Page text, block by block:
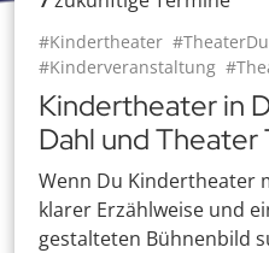
#Kindertheater
#Kinderveranstaltung
Kindertheater in
Dahl und Theater
Wenn Du Kindertheater
klarer Erzählweise und
gestalteten Bühnenbild